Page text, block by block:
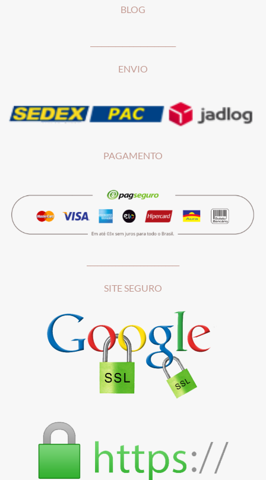
BLOG
ENVIO
PAGAMENTO
SITE SEGURO